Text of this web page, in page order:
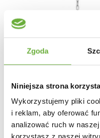
Zgoda
Niniejsza strona
Wykorzystujemy pliki
i reklam, aby oferować
analizować ruch w
korzystasz z naszej